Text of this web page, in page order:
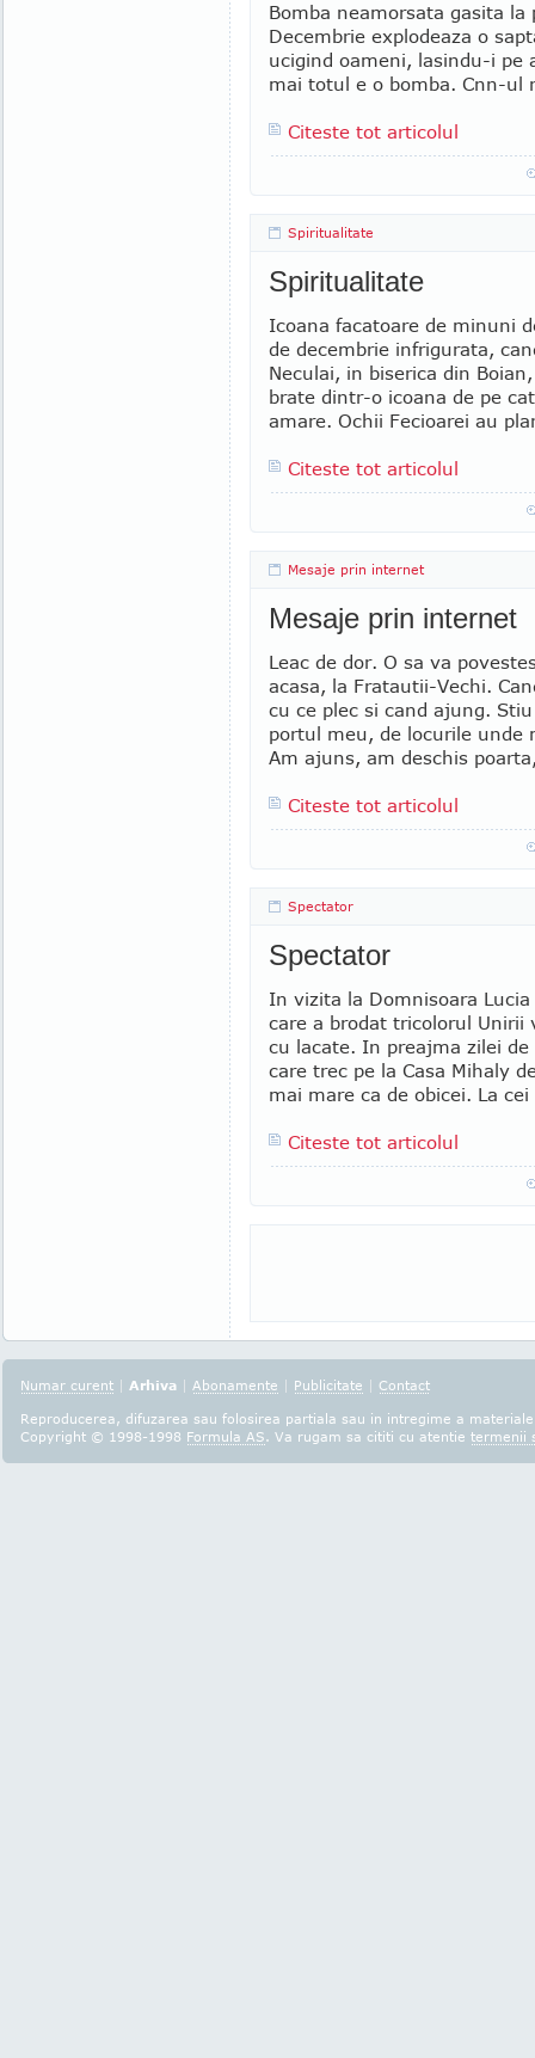
Bomba neamorsata gasita
Decembrie explodeaza o
ucigind oameni, lasindu-i pe
mai totul e o bomba. Cnn-ul
Citeste tot articolul
Spiritualitate
Spiritualitate
Icoana facatoare de minuni
de decembrie infrigurata,
Neculai, in biserica din
brate dintr-o icoana de pe
amare. Ochii Fecioarei au
Citeste tot articolul
Mesaje prin internet
Mesaje prin internet
Leac de dor. O sa va
acasa, la Fratautii-Vechi.
cu ce plec si cand ajung.
portul meu, de locurile unde
Am ajuns, am deschis
Citeste tot articolul
Spectator
Spectator
In vizita la Domnisoara
care a brodat tricolorul Unirii
cu lacate. In preajma zilei
care trec pe la Casa Mihaly
mai mare ca de obicei. La
Citeste tot articolul
Numar curent | Arhiva | Abonamente | Publicitate | Contact
Reproducerea, difuzarea sau folosirea partiala sau in intregime a
Copyright © 1998-1998 Formula AS. Va rugam sa cititi cu atentie termenii